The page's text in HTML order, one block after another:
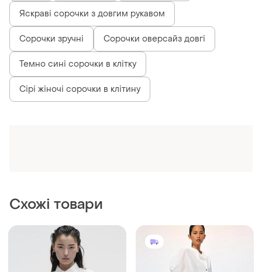
Яскраві сорочки з довгим рукавом
Сорочки зручні Сорочки оверсайз довгі
Темно сині сорочки в клітку
Сірі жіночі сорочки в клітину
Схожі товари